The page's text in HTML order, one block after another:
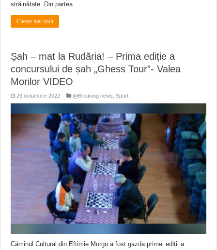
străinătate.️ Din partea …
Citeste mai mult
Șah – mat la Rudăria! – Prima ediție a
concursului de șah „Ghess Tour”- Valea
Morilor VIDEO
23 octombrie 2022 @Breaking news ,Sport
Căminul Cultural din Eftimie Murgu a fost gazda primei ediții a